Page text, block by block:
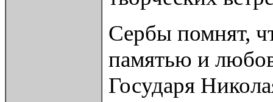
Сербы помнят,
памятью и
Государя